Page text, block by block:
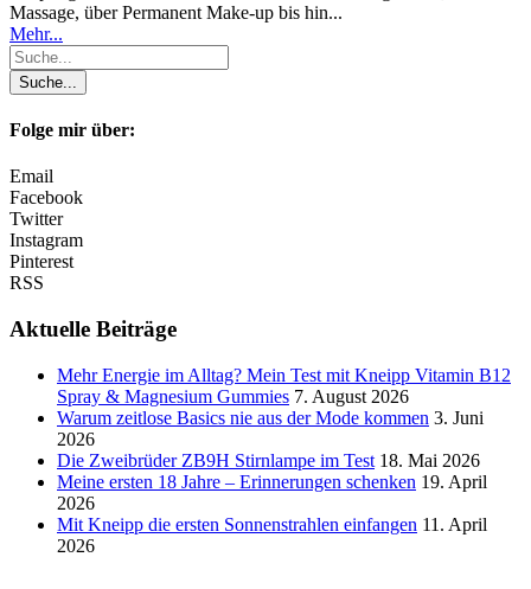
Massage, über Permanent Make-up bis hin...
Mehr...
Folge mir über:
Email
Facebook
Twitter
Instagram
Pinterest
RSS
Aktuelle Beiträge
Mehr Energie im Alltag? Mein Test mit Kneipp Vitamin B12
Spray & Magnesium Gummies 7. August 2026
Warum zeitlose Basics nie aus der Mode kommen 3. Juni
2026
Die Zweibrüder ZB9H Stirnlampe im Test 18. Mai 2026
Meine ersten 18 Jahre – Erinnerungen schenken 19. April
2026
Mit Kneipp die ersten Sonnenstrahlen einfangen 11. April
2026